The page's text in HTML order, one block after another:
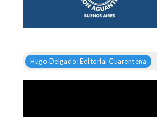
Hugo Delgado: Editorial Cuarentena